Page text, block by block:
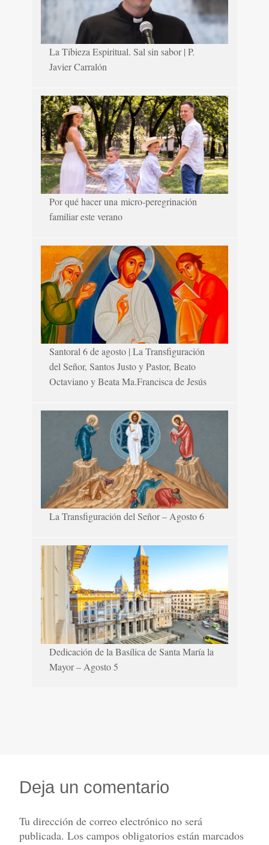
La Tibieza Espiritual. Sal sin sabor | P.
Javier Carralón
Por qué hacer una micro-peregrinación
familiar este verano
Santoral 6 de agosto | La Transfiguración
del Señor, Santos Justo y Pastor, Beato
Octaviano y Beata Ma.Francisca de Jesús
La Transfiguración del Señor – Agosto 6
Dedicación de la Basílica de Santa María la
Mayor – Agosto 5
Deja un comentario
Tu dirección de correo electrónico no será
publicada. Los campos obligatorios están marcados